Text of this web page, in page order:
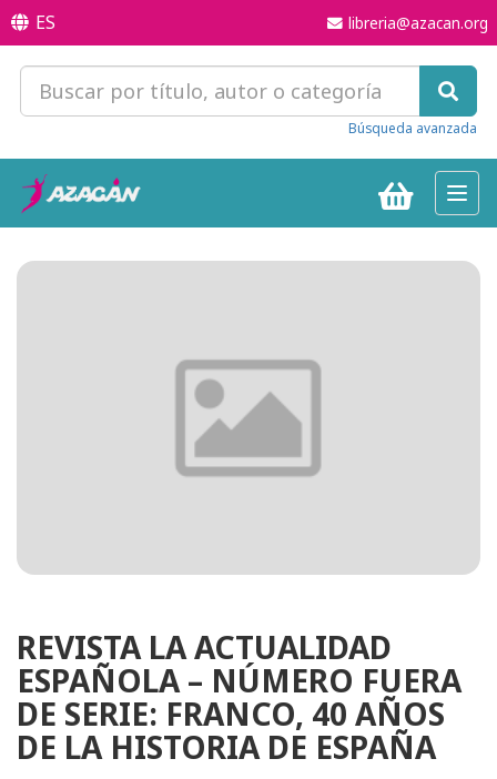
ES libreria@azacan.org
Búsqueda avanzada
REVISTA LA ACTUALIDAD
ESPAÑOLA – NÚMERO FUERA
DE SERIE: FRANCO, 40 AÑOS
DE LA HISTORIA DE ESPAÑA